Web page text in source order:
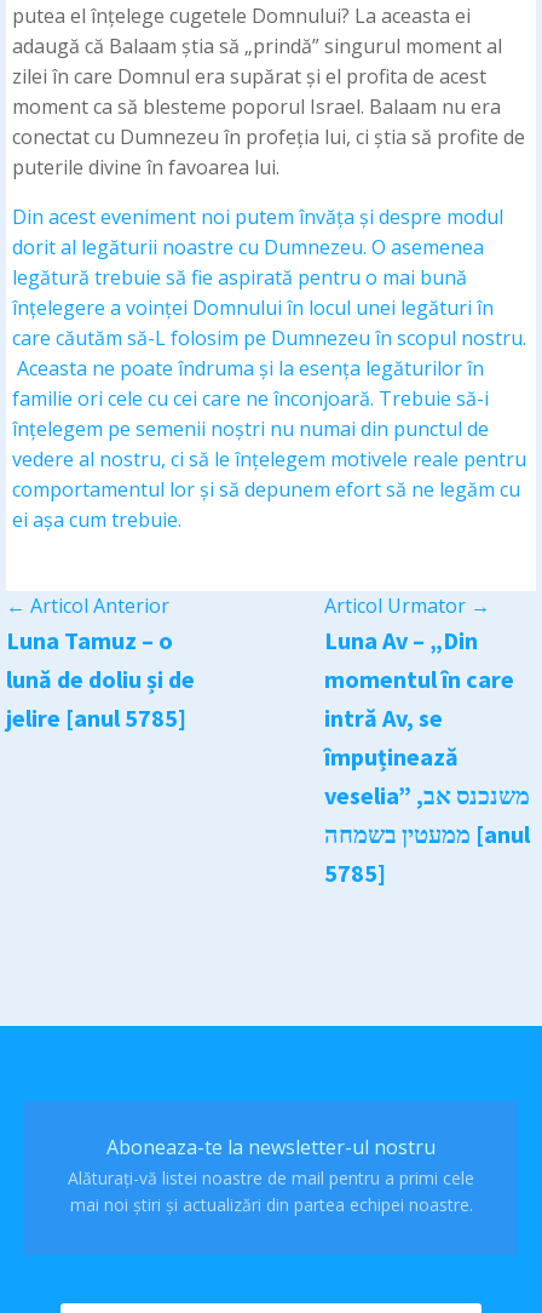
putea el înțelege cugetele Domnului? La aceasta ei
adaugă că Balaam știa să „prindă” singurul moment al
zilei în care Domnul era supărat și el profita de acest
moment ca să blesteme poporul Israel. Balaam nu era
conectat cu Dumnezeu în profeția lui, ci știa să profite de
puterile divine în favoarea lui.
Din acest eveniment noi putem învăța și despre modul
dorit al legăturii noastre cu Dumnezeu. O asemenea
legătură trebuie să fie aspirată pentru o mai bună
înțelegere a voinței Domnului în locul unei legături în
care căutăm să-L folosim pe Dumnezeu în scopul nostru.
Aceasta ne poate îndruma și la esența legăturilor în
familie ori cele cu cei care ne înconjoară. Trebuie să-i
înțelegem pe semenii noștri nu numai din punctul de
vedere al nostru, ci să le înțelegem motivele reale pentru
comportamentul lor și să depunem efort să ne legăm cu
ei așa cum trebuie.
← Articol Anterior
Luna Tamuz – o
lună de doliu și de
jelire [anul 5785]
Articol Urmator →
Luna Av – „Din
momentul în care
intră Av, se
împuținează
veselia” משנכנס אב,
ממעטין בשמחה [anul
5785]
Aboneaza-te la newsletter-ul nostru
Alăturați-vă listei noastre de mail pentru a primi cele
mai noi știri și actualizări din partea echipei noastre.